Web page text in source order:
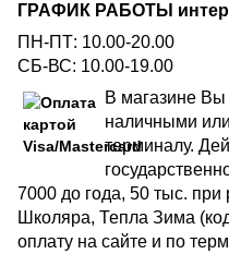
ГРАФИК РАБОТЫ
ПН-ПТ: 10.00-20.00
СБ-ВС: 10.00-19.00
В магазине Вы
наличными
терминалу.
7000 до года, 50 тыс.
Школяра, Тепла Зима
оплату на сайте и по